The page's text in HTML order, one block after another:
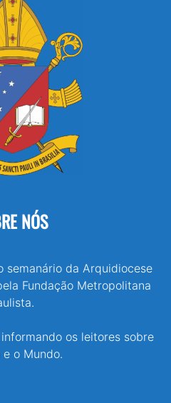
NÓS
semanário da Arquidiocese
Fundação Metropolitana
os leitores sobre
e o Mundo.